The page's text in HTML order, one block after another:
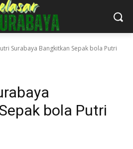
Surabaya Bangkitkan Sepak bola Putri
bola Putri